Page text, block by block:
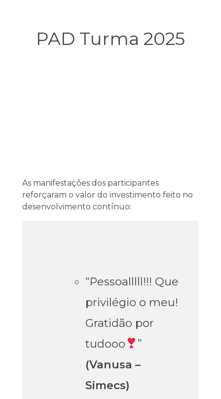
PAD Turma 2025
As manifestações dos participantes
reforçaram o valor do investimento feito no
desenvolvimento contínuo:
“Pessoalllll!!! Que
privilégio o meu!
Gratidão por
tudooo
”
(Vanusa –
Simecs)